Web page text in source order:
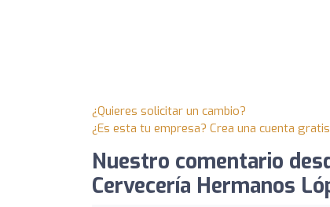
¿Quieres solicitar un cambio?
¿Es esta tu empresa? Crea una cuenta
Nuestro comentario
Cervecería Hermanos